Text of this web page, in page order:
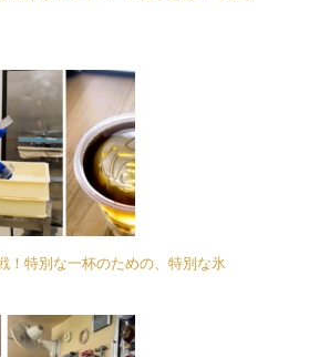
！特別な一杯のための、特別な氷